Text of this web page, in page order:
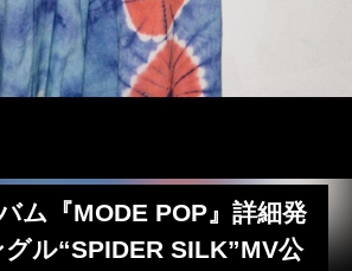
ム『MODE POP』詳細発
ル“SPIDER SILK”MV公